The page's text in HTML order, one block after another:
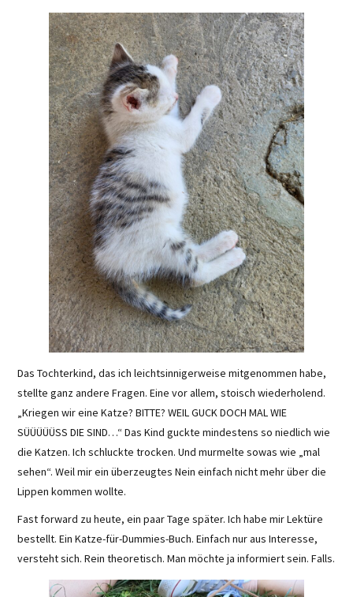
Das Tochterkind, das ich leichtsinnigerweise mitgenommen habe,
stellte ganz andere Fragen. Eine vor allem, stoisch wiederholend.
„Kriegen wir eine Katze? BITTE? WEIL GUCK DOCH MAL WIE
SÜÜÜÜÜSS DIE SIND…“ Das Kind guckte mindestens so niedlich wie
die Katzen. Ich schluckte trocken. Und murmelte sowas wie „mal
sehen“. Weil mir ein überzeugtes Nein einfach nicht mehr über die
Lippen kommen wollte.
Fast forward zu heute, ein paar Tage später. Ich habe mir Lektüre
bestellt. Ein Katze-für-Dummies-Buch. Einfach nur aus Interesse,
versteht sich. Rein theoretisch. Man möchte ja informiert sein. Falls.